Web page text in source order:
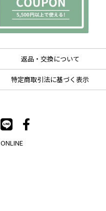
返品・交換について
特定商取引法に基づく表示